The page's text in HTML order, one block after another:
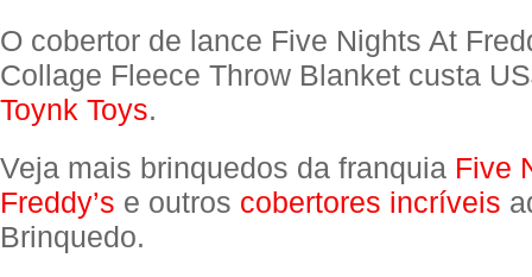
O cobertor de lance Five Nights At
Collage Fleece Throw Blanket custa
Toynk Toys.
Veja mais brinquedos da franquia Five
Freddy’s e outros cobertores incríveis
Brinquedo.